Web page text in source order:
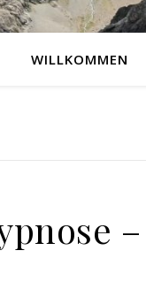
WILLKOMMEN